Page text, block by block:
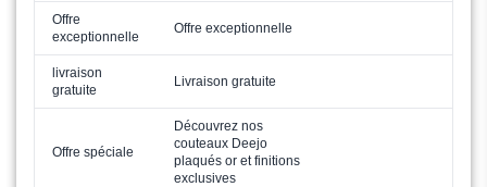
Offre
exceptionnelle
Offre exceptionnelle
livraison
gratuite
Livraison gratuite
Offre spéciale
Découvrez nos
couteaux Deejo
plaqués or et finitions
exclusives